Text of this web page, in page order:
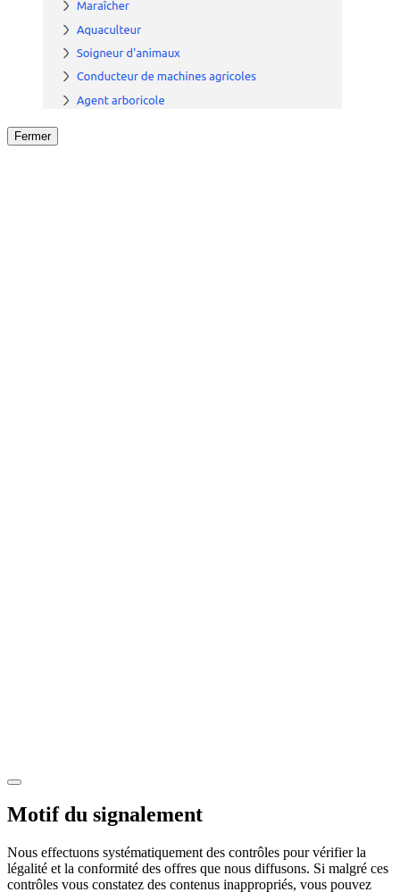
Fermer
Motif du signalement
Nous effectuons systématiquement des contrôles pour vérifier la
légalité et la conformité des offres que nous diffusons. Si malgré ces
contrôles vous constatez des contenus inappropriés, vous pouvez